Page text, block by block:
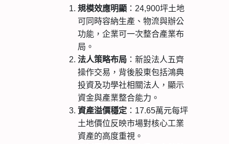
規模效應明顯：24,900坪土地
可同時容納生產、物流與辦公
功能，企業可一次整合產業布
局。
法人策略布局：新設法人五齊
操作交易，背後股東包括鴻典
投資及功學社相關法人，顯示
資金與產業整合能力。
資產溢價穩定：17.65萬元每坪
土地價位反映市場對核心工業
資產的高度重視。